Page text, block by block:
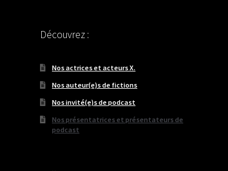
Découvrez :
Nos actrices et acteurs X.
Nos auteur(e)s de fictions
Nos invité(e)s de podcast
Nos présentatrices et présentateurs de
podcast